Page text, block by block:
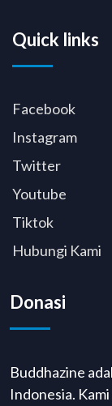
Quick links
Facebook
Instagram
Twitter
Youtube
Tiktok
Hubungi Kami
Donasi
Buddhazine
Indonesia.